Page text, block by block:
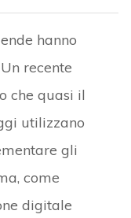
hanno
recente
che quasi il
utilizzano
gli
come
digitale